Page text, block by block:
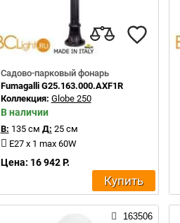
Садово-парковый фонарь
Fumagalli G25.163.000.AXF1R
Коллекция: Globe 250
В наличии
В: 135 см Д: 25 см
E27 x 1 max 60W
Цена: 16 942 Р.
Купить
163506